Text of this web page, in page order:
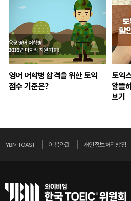
영어 어학병 합격을 위한 토익
점수 기준은?
토익
알뜰
보기
YBM TOAST 이용약관 개인정보처리방침